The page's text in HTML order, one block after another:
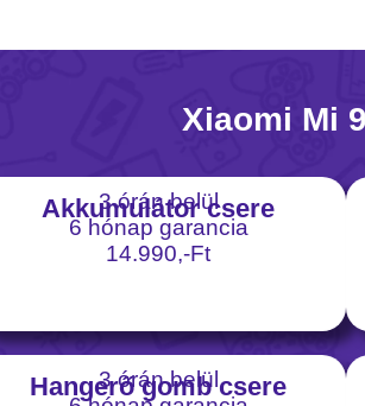
Xiaomi Mi
Akkumulátor csere
3 órán belül
6 hónap garancia
14.990,-Ft
Hangerő gomb csere
3 órán belül